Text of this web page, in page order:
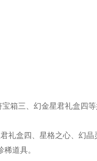
箱三、幻金星君礼盒四
礼盒四、星格之心、幻晶
道具。